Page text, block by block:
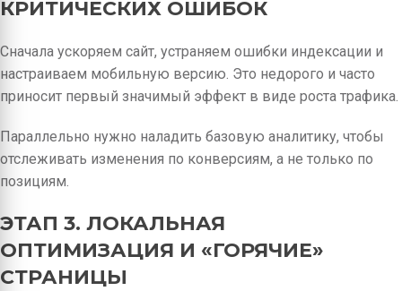
КРИТИЧЕСКИХ ОШИБОК
Сначала ускоряем сайт, устраняем ошибки индексации и
настраиваем мобильную версию. Это недорого и часто
приносит первый значимый эффект в виде роста трафика.
Параллельно нужно наладить базовую аналитику, чтобы
отслеживать изменения по конверсиям, а не только по
позициям.
ЭТАП 3. ЛОКАЛЬНАЯ
ОПТИМИЗАЦИЯ И «ГОРЯЧИЕ»
СТРАНИЦЫ